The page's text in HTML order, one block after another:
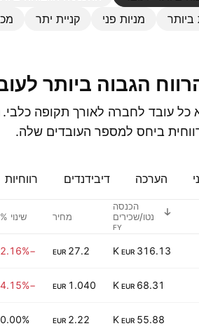
ביותר מניות פני קניית יתר
הגבוה ביותר
כל עובד לחברה לאורך תקופה
ביחס למספר העובדים שלה.
הערכה דיבידנדים רווחיות
הכנסה
נטו/שכירים
מחיר שינוי %
316.13 K
EUR
27.2
EUR
−2.16%
68.31 K
EUR
1.040
EUR
−4.15%
55.88 K
EUR
2.22
EUR
0.00%